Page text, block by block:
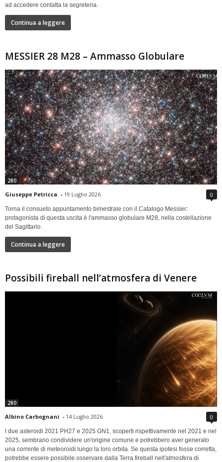
ad accedere contatta la segreteria.
Continua a leggere
MESSIER 28 M28 – Ammasso Globulare
280
Giuseppe Petricca - 19 Luglio 2026 0
Torna il consueto appuntamento bimestrale con il Catalogo Messier:
protagonista di questa uscita è l'ammasso globulare M28, nella costellazione
del Sagittario.
Continua a leggere
Possibili fireball nell’atmosfera di Venere
280
Albino Carbognani - 14 Luglio 2026 0
I due asteroidi 2021 PH27 e 2025 GN1, scoperti rispettivamente nel 2021 e nel
2025, sembrano condividere un'origine comune e potrebbero aver generato
una corrente di meteoroidi lungo la loro orbita. Se questa ipotesi fosse corretta,
potrebbe essere possibile osservare dalla Terra fireball nell'atmosfera di